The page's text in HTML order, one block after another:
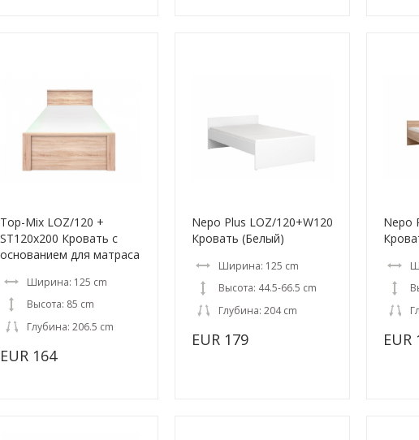
Top-Mix LOZ/120 +
ST120x200 Кровать с
основанием для матраса
Ширина: 125 cm
Высота: 85 cm
Глубина: 206.5 cm
EUR 164
Nepo Plus LOZ/120+W120
Кровать (Белый)
Ширина: 125 cm
Высота: 44.5-66.5 cm
Глубина: 204 cm
EUR 179
Nepo
EUR